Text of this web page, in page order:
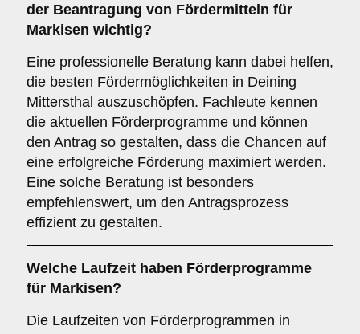
der Beantragung von Fördermitteln für
Markisen wichtig?
Eine professionelle Beratung kann dabei helfen,
die besten Fördermöglichkeiten in Deining
Mittersthal auszuschöpfen. Fachleute kennen
die aktuellen Förderprogramme und können
den Antrag so gestalten, dass die Chancen auf
eine erfolgreiche Förderung maximiert werden.
Eine solche Beratung ist besonders
empfehlenswert, um den Antragsprozess
effizient zu gestalten.
Welche Laufzeit haben Förderprogramme
für Markisen?
Die Laufzeiten von Förderprogrammen in